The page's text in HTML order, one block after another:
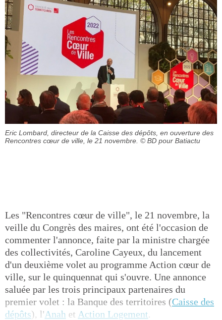
Eric Lombard, directeur de la Caisse des dépôts, en ouverture des
Rencontres cœur de ville, le 21 novembre. © BD pour Batiactu
Les "Rencontres cœur de ville", le 21 novembre, la
veille du Congrès des maires, ont été l'occasion de
commenter l'annonce, faite par la ministre chargée
des collectivités, Caroline Cayeux, du lancement
d'un deuxième volet au programme Action cœur de
ville, sur le quinquennat qui s'ouvre. Une annonce
saluée par les trois principaux partenaires du
premier volet : la Banque des territoires (Caisse des
dépôts), l'Anah et Action Logement.